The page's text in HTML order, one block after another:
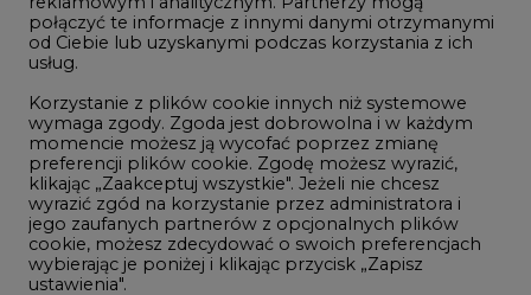
LTE450
Innowacje i AI
Telekomunikacja i IT
Handel emisjami CO2
Wodór
Górnictwo
połączyć te informacje z innymi danymi otrzymanymi
od Ciebie lub uzyskanymi podczas korzystania z ich
usług.
Korzystanie z plików cookie innych niż systemowe
wymaga zgody. Zgoda jest dobrowolna i w każdym
momencie możesz ją wycofać poprzez zmianę
preferencji plików cookie. Zgodę możesz wyrazić,
klikając „Zaakceptuj wszystkie". Jeżeli nie chcesz
wyrazić zgód na korzystanie przez administratora i
jego zaufanych partnerów z opcjonalnych plików
cookie, możesz zdecydować o swoich preferencjach
wybierając je poniżej i klikając przycisk „Zapisz
ustawienia".